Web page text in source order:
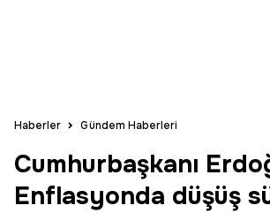
Haberler Gündem Haberleri
Cumhurbaşkanı
Enflasyonda düşüş